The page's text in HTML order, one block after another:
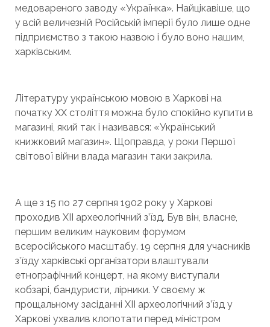
медовареного заводу «Українка». Найцікавіше, що
у всій величезній Російській імперії було лише одне
підприємство з такою назвою і було воно нашим,
харківським.
Літературу українською мовою в Харкові на
початку ХХ століття можна було спокійно купити в
магазині, який так і називався: «Український
книжковий магазин». Щоправда, у роки Першої
світової війни влада магазин таки закрила.
А ще з 15 по 27 серпня 1902 року у Харкові
проходив ХІІ археологічний з’їзд. Був він, власне,
першим великим науковим форумом
всеросійського масштабу. 19 серпня для учасників
з’їзду харківські організатори влаштували
етнографічний концерт, на якому виступали
кобзарі, бандуристи, лірники. У своєму ж
прощальному засіданні ХІІ археологічний з’їзд у
Харкові ухвалив клопотати перед міністром